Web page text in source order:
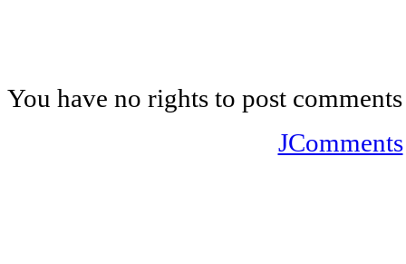
You have no rights to post comments
JComments